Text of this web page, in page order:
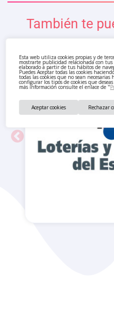
Esta web utiliza cookies propias y de
mostrarte publicidad relacionada con
elaborado a partir de tus hábitos de
Puedes Aceptar todas las cookies
todas las cookies que no sean necesarias
configurar los tipos de cookies que
más información consulte el enlace de "
Rechazar
Aceptar cookies
También te